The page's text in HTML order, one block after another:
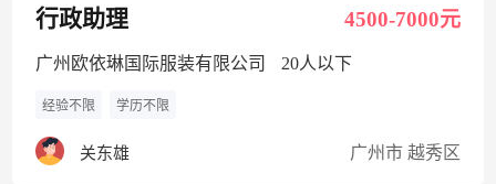
行政助理 4500-7000元
广州欧依琳国际服装有限公司 20人以下
经验不限 学历不限
关东雄 广州市 越秀区